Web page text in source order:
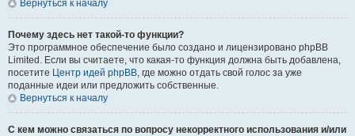
Вернуться к началу
Почему здесь нет такой-то функции?
Это программное обеспечение было создано и лицензировано phpBB
Limited. Если вы считаете, что какая-то функция должна быть добавлена,
посетите Центр идей phpBB, где можно отдать свой голос за уже
поданные идеи или предложить собственные.
Вернуться к началу
С кем можно связаться по вопросу некорректного использования и/или